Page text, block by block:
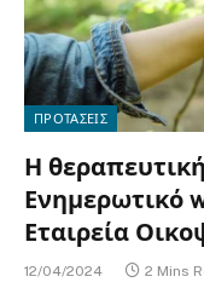
ΠΡΟΤΑΣΕΙΣ
Η
Ενημερωτικό
Εταιρεία
12/04/2024 2 Mins